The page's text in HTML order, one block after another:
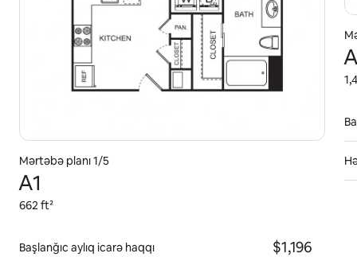
Mərtəbə planı 1/5
A1
662 ft²
Başlanğıc aylıq icarə haqqı $1,196